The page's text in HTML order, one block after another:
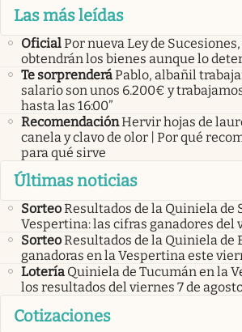
Las más leídas
OficialPor nueva Ley de
obtendrán los bienes aunque lo
Te sorprenderáPablo, albañil
salario son unos 6.200€ y
hasta las 16:00”
RecomendaciónHervir hojas de
canela y clavo de olor | Por qué
para qué sirve
Últimas noticias
SorteoResultados de la Quiniela de
Vespertina: las cifras ganadores del
SorteoResultados de la Quiniela de
ganadoras en la Vespertina este
Lotería Quiniela de Tucumán en la
los resultados del viernes 7 de
Cotizaciones